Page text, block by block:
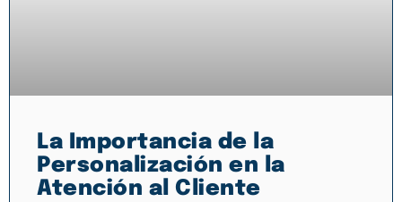
La Importancia de la
Personalización en la
Atención al Cliente